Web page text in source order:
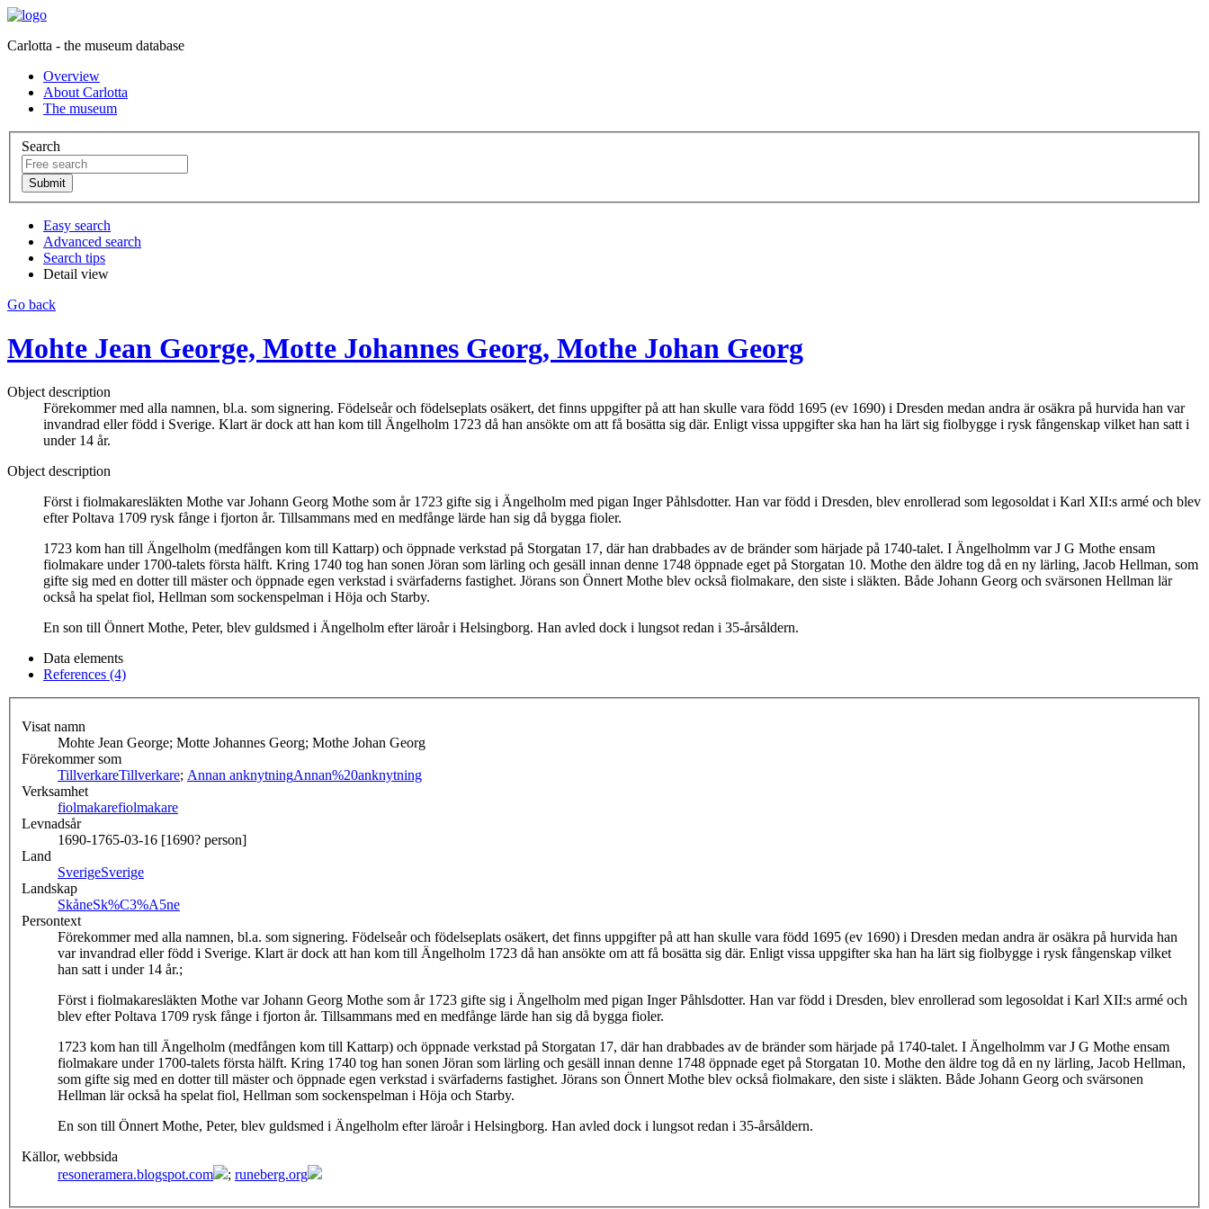
Carlotta - the museum database
Overview
About Carlotta
The museum
Search
Easy search
Advanced search
Search tips
Detail view
Go back
Mohte Jean George, Motte Johannes Georg, Mothe Johan Georg
Object description
Förekommer med alla namnen, bl.a. som signering. Födelseår och födelseplats osäkert, det finns uppgifter på att han skulle vara född 1695 (ev 1690) i Dresden medan andra är osäkra på hurvida han var
invandrad eller född i Sverige. Klart är dock att han kom till Ängelholm 1723 då han ansökte om att få bosätta sig där. Enligt vissa uppgifter ska han ha lärt sig fiolbygge i rysk fångenskap vilket han satt i
under 14 år.
Object description
Först i fiolmakaresläkten Mothe var Johann Georg Mothe som år 1723 gifte sig i Ängelholm med pigan Inger Påhlsdotter. Han var född i Dresden, blev enrollerad som legosoldat i Karl XII:s armé och blev
efter Poltava 1709 rysk fånge i fjorton år. Tillsammans med en medfånge lärde han sig då bygga fioler.
1723 kom han till Ängelholm (medfången kom till Kattarp) och öppnade verkstad på Storgatan 17, där han drabbades av de bränder som härjade på 1740-talet. I Ängelholmm var J G Mothe ensam
fiolmakare under 1700-talets första hälft. Kring 1740 tog han sonen Jöran som lärling och gesäll innan denne 1748 öppnade eget på Storgatan 10. Mothe den äldre tog då en ny lärling, Jacob Hellman, som
gifte sig med en dotter till mäster och öppnade egen verkstad i svärfaderns fastighet. Jörans son Önnert Mothe blev också fiolmakare, den siste i släkten. Både Johann Georg och svärsonen Hellman lär
också ha spelat fiol, Hellman som sockenspelman i Höja och Starby.
En son till Önnert Mothe, Peter, blev guldsmed i Ängelholm efter läroår i Helsingborg. Han avled dock i lungsot redan i 35-årsåldern.
Data elements
References (4)
Visat namn
Mohte Jean George; Motte Johannes Georg; Mothe Johan Georg
Förekommer som
TillverkareTillverkare; Annan anknytningAnnan%20anknytning
Verksamhet
fiolmakarefiolmakare
Levnadsår
1690-1765-03-16 [1690? person]
Land
SverigeSverige
Landskap
SkåneSk%C3%A5ne
Persontext
Förekommer med alla namnen, bl.a. som signering. Födelseår och födelseplats osäkert, det finns uppgifter på att han skulle vara född 1695 (ev 1690) i Dresden medan andra är osäkra på hurvida han
var invandrad eller född i Sverige. Klart är dock att han kom till Ängelholm 1723 då han ansökte om att få bosätta sig där. Enligt vissa uppgifter ska han ha lärt sig fiolbygge i rysk fångenskap vilket
han satt i under 14 år.;
Först i fiolmakaresläkten Mothe var Johann Georg Mothe som år 1723 gifte sig i Ängelholm med pigan Inger Påhlsdotter. Han var född i Dresden, blev enrollerad som legosoldat i Karl XII:s armé och
blev efter Poltava 1709 rysk fånge i fjorton år. Tillsammans med en medfånge lärde han sig då bygga fioler.
1723 kom han till Ängelholm (medfången kom till Kattarp) och öppnade verkstad på Storgatan 17, där han drabbades av de bränder som härjade på 1740-talet. I Ängelholmm var J G Mothe ensam
fiolmakare under 1700-talets första hälft. Kring 1740 tog han sonen Jöran som lärling och gesäll innan denne 1748 öppnade eget på Storgatan 10. Mothe den äldre tog då en ny lärling, Jacob Hellman,
som gifte sig med en dotter till mäster och öppnade egen verkstad i svärfaderns fastighet. Jörans son Önnert Mothe blev också fiolmakare, den siste i släkten. Både Johann Georg och svärsonen
Hellman lär också ha spelat fiol, Hellman som sockenspelman i Höja och Starby.
En son till Önnert Mothe, Peter, blev guldsmed i Ängelholm efter läroår i Helsingborg. Han avled dock i lungsot redan i 35-årsåldern.
Källor, webbsida
resoneramera.blogspot.com
; runeberg.org